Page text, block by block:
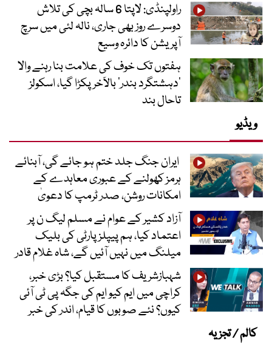
راولپنڈی: لاپتا 6 سالہ بچی کی تلاش
دوسرے روز بھی جاری، نالہ لئی میں سرچ
آپریشن کا دائرہ وسیع
ہفتوں تک خوف کی علامت بنا رہنے والا
‘دہشتگرد بندر’ بالآخر پکڑا گیا، اسکولز
تاحال بند
ویڈیو
ایران جنگ جلد ختم ہو جائے گی، آبنائے
ہرمز کھولنے کے عبوری معاہدے کے
امکانات روشن، صدر ٹرمپ کا دعویٰ
آزاد کشیر کے عوام نے مسلم لیگ ن پر
اعتماد کیا، ہم پیپلز پارٹی کی بلیک
میلنگ میں نہیں آئیں گے، شاہ غلام قادر
شہبازشریف کا مستقبل کیا؟ بڑی خبر،
کراچی میں ایم کیو ایم کی جگہ پی ٹی آئی
کیوں؟ نئے صوبوں کا قیام، اندر کی خبر
کالم / تجزیہ